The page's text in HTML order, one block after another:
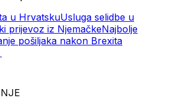
u HrvatskuUsluga selidbe u
prijevoz iz NjemačkeNajbolje
pošiljaka nakon Brexita